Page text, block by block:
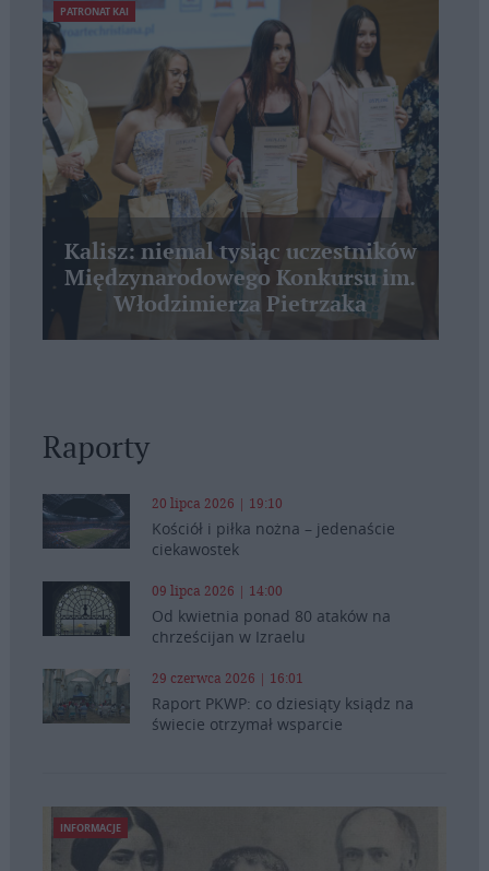
PATRONAT KAI
Kalisz: niemal tysiąc uczestników
Międzynarodowego Konkursu im.
Włodzimierza Pietrzaka
Raporty
20 lipca 2026 | 19:10
Kościół i piłka nożna – jedenaście
ciekawostek
09 lipca 2026 | 14:00
Od kwietnia ponad 80 ataków na
chrześcijan w Izraelu
29 czerwca 2026 | 16:01
Raport PKWP: co dziesiąty ksiądz na
świecie otrzymał wsparcie
INFORMACJE